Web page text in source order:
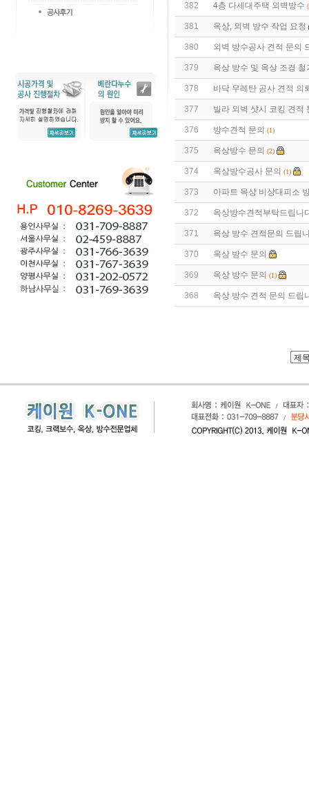
382 4층 다세대주택 외벽방수
381 옥상, 외벽 방수 작업 요청
380 외벽 방수공사 견적 문의
379 옥상 방수 및 옥상 조경
378 바닥 우레탄 공사 견적 의
377 빌라 외벽 샷시 코킹 견적
376 방수견적 문의 (1)
375 옥상방수 문의 (2)
374 옥상방수공사 문의 (1)
373 아파트 옥상 비상대피소
372 옥상방수견적부탁드립니
371 옥상 방수 견적문의 드립
370 옥상 방수 문의
369 옥상 방수 문의 (1)
368 옥상 방수 견적 문의 드립